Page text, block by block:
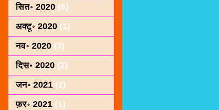
सित॰ 2020 (6)
अक्टू॰ 2020 (1)
नव॰ 2020 (3)
दिस॰ 2020 (2)
जन॰ 2021 (2)
फ़र॰ 2021 (1)